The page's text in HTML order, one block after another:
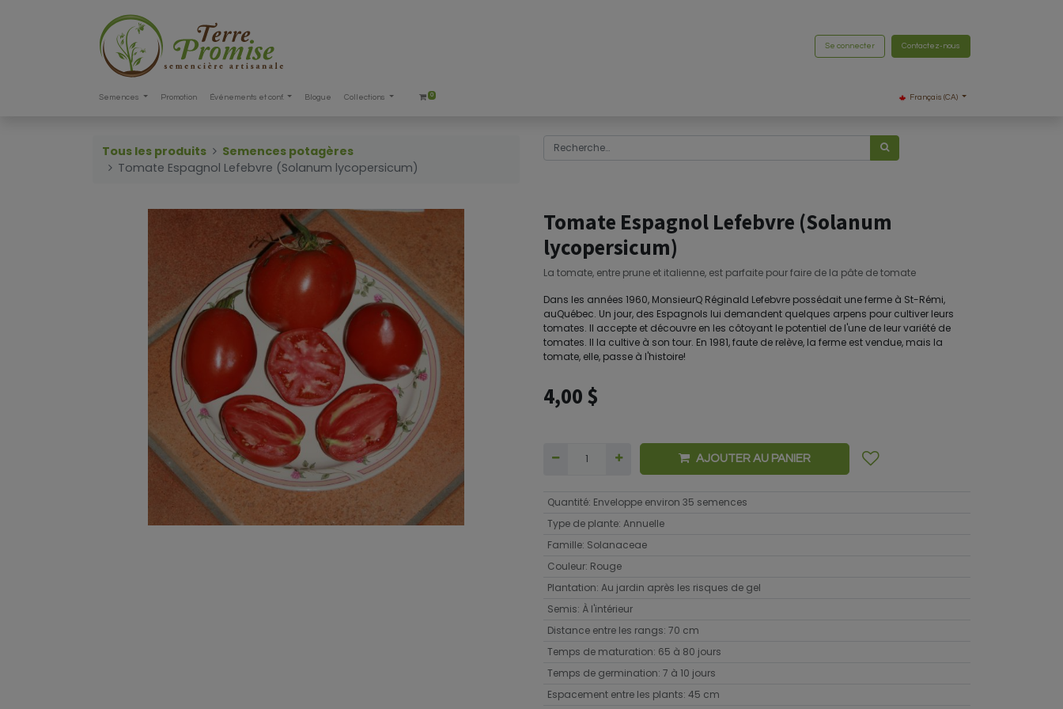
Se connecter Contactez-nous
Semences Promotion Événements et conf. Blogue Collections 0 Français (CA)
Tous les produits
Semences potagères
Tomate Espagnol Lefebvre (Solanum lycopersicum)
Tomate Espagnol Lefebvre (Solanum
lycopersicum)
La tomate, entre prune et italienne, est parfaite pour faire de la pâte de tomate
Dans les années 1960, MonsieurQ Réginald Lefebvre possédait une ferme à St-Rémi,
auQuébec. Un jour, des Espagnols lui demandent quelques arpens pour cultiver leurs
tomates. Il accepte et découvre en les côtoyant le potentiel de l'une de leur variété de
tomates. Il la cultive à son tour. En 1981, faute de relève, la ferme est vendue, mais la
tomate, elle, passe à l'histoire!
4,00 $
AJOUTER AU PANIER
Quantité: Enveloppe environ 35 semences
Type de plante: Annuelle
Famille: Solanaceae
Couleur: Rouge
Plantation: Au jardin après les risques de gel
Semis: À l'intérieur
Distance entre les rangs: 70 cm
Temps de maturation: 65 à 80 jours
Temps de germination: 7 à 10 jours
Espacement entre les plants: 45 cm